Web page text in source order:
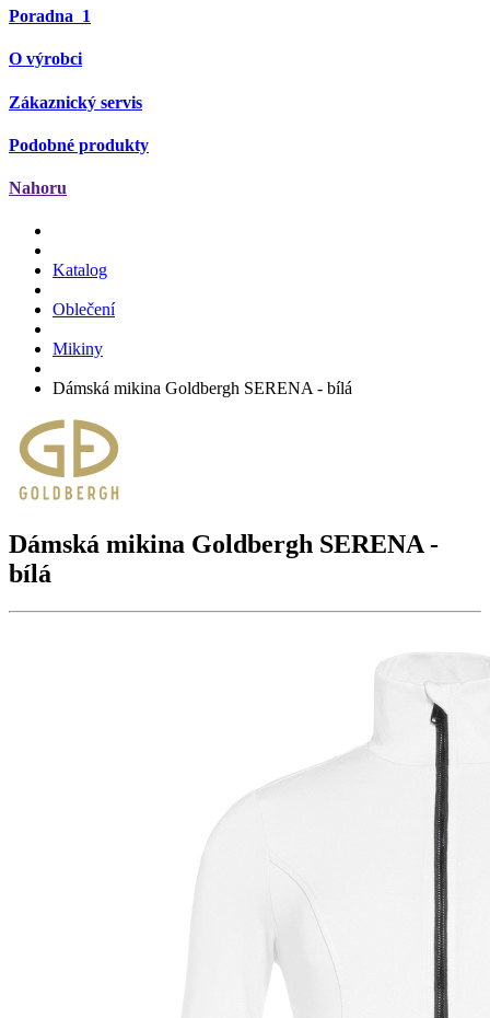
Poradna 1
O výrobci
Zákaznický servis
Podobné produkty
Nahoru
Katalog
Oblečení
Mikiny
Dámská mikina Goldbergh SERENA - bílá
Dámská mikina Goldbergh SERENA-
bílá